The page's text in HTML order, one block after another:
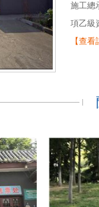
施工總
項乙級
【查